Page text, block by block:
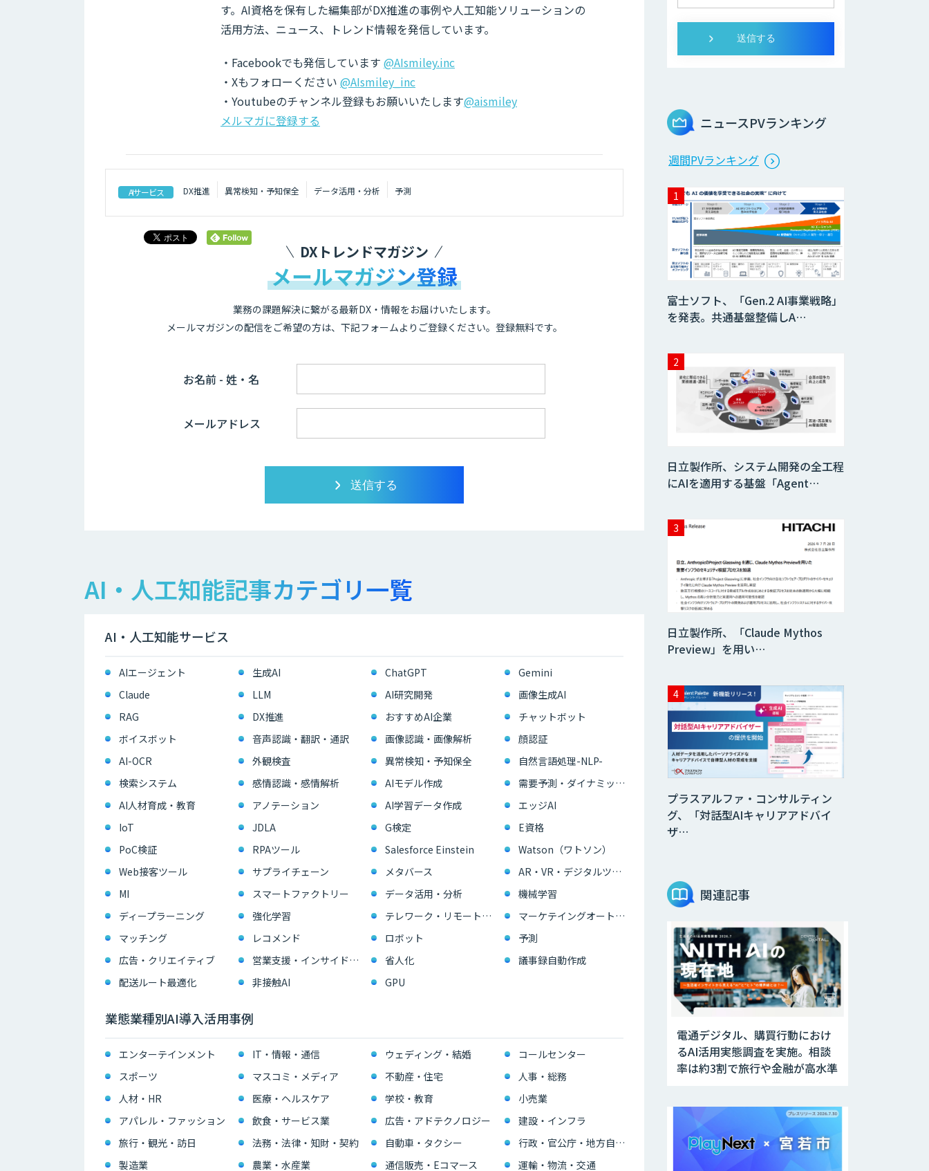
す。AI資格を保有した編集部がDX推進の事例や人工知能ソリューションの
活用方法、ニュース、トレンド情報を発信しています。
・Facebookでも発信しています @AIsmiley.inc
・Xもフォローください @AIsmiley_inc
・Youtubeのチャンネル登録もお願いいたします@aismiley
メルマガに登録する
AIサービス DX推進 異常検知・予知保全 データ活用・分析 予測
DXトレンドマガジン
メールマガジン登録
業務の課題解決に繋がる最新DX・情報をお届けいたします。
メールマガジンの配信をご希望の方は、下記フォームよりご登録ください。登録無料です。
お名前 - 姓・名
メールアドレス
AI・人工知能記事カテゴリ一覧
AI・人工知能サービス
AIエージェント 生成AI ChatGPT
Gemini
Claude
LLM AI研究開発
画像生成AI
RAG
DX推進 おすすめAI企業
チャットボット
ボイスボット
音声認識・翻訳・通訳 画像認識・画像解析
顔認証
AI-OCR
外観検査 異常検知・予知保全
自然言語処理-NLP-
検索システム
感情認識・感情解析 AIモデル作成
需要予測・ダイナミックプライシング
AI人材育成・教育
アノテーション AI学習データ作成
エッジAI
IoT
JDLA G検定
E資格
PoC検証
RPAツール Salesforce Einstein
Watson（ワトソン）
Web接客ツール
サプライチェーン メタバース
AR・VR・デジタルツイン
MI
スマートファクトリー データ活用・分析
機械学習
ディープラーニング
強化学習 テレワーク・リモートワーク
マーケテイングオートメーション・MAツール
マッチング
レコメンド ロボット
予測
広告・クリエイティブ
営業支援・インサイドセールス 省人化
議事録自動作成
配送ルート最適化
非接触AI GPU
業態業種別AI導入活用事例
エンターテインメント IT・情報・通信 ウェディング・結婚
コールセンター
スポーツ
マスコミ・メディア 不動産・住宅
人事・総務
人材・HR
医療・ヘルスケア 学校・教育
小売業
アパレル・ファッション
飲食・サービス業 広告・アドテクノロジー
建設・インフラ
旅行・観光・訪日
法務・法律・知財・契約 自動車・タクシー
行政・官公庁・地方自治体
製造業
農業・水産業 通信販売・Eコマース 運輸・物流・交通
DXセカンドオピニ
オン
Meter
Preferred
Networks Visual
法人向けAIドライ
ブレコーダー「ナ
ウト」
KIBIT
Amanogawa
ンサルティング・
受託開発支援
AI 受託開発・導入
AIカメラ「GAUDi
EYE」
【現場に特化した
AI】映像解析・画
像解析総合ソリュ
安全品質AIソリュ
ーション
エッジデバイス 組
込AIモデル開発受
託
Datatang AIデー
タ処理プラットフ
ォームサービス
Datatang 高品質
AIデータ収集・ア
ノテーションサー
サプライチェーン
の計画業務最適化
サービス
ニュースPVランキング
週間PVランキング
富士ソフト、「Gen.2 AI事業戦略」
を発表。共通基盤整備しA…
日立製作所、システム開発の全工程
にAIを適用する基盤「Agent…
日立製作所、「Claude Mythos
Preview」を用い…
プラスアルファ・コンサルティン
グ、「対話型AIキャリアアドバイ
ザ…
関連記事
電通デジタル、購買行動におけ
るAI活用実態調査を実施。相談
率は約3割で旅行や金融が高水準